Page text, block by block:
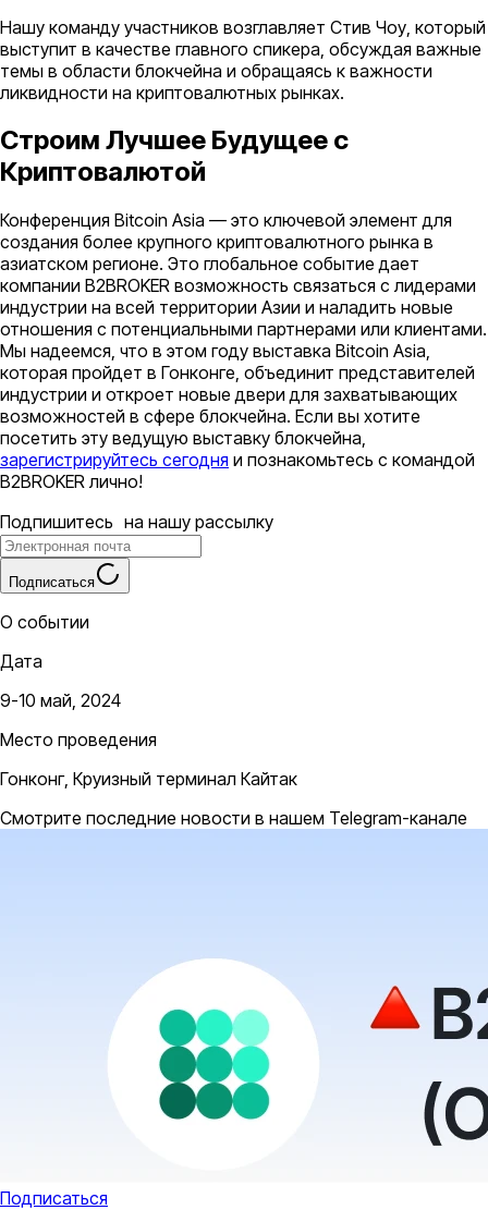
Нашу команду участников возглавляет Стив Чоу, который
выступит в качестве главного спикера, обсуждая важные
темы в области блокчейна и обращаясь к важности
ликвидности на криптовалютных рынках.
Строим Лучшее Будущее с
Криптовалютой
Конференция Bitcoin Asia — это ключевой элемент для
создания более крупного криптовалютного рынка в
азиатском регионе. Это глобальное событие дает
компании B2BROKER возможность связаться с лидерами
индустрии на всей территории Азии и наладить новые
отношения с потенциальными партнерами или клиентами.
Мы надеемся, что в этом году выставка Bitcoin Asia,
которая пройдет в Гонконге, объединит представителей
индустрии и откроет новые двери для захватывающих
возможностей в сфере блокчейна. Если вы хотите
посетить эту ведущую выставку блокчейна,
зарегистрируйтесь сегодня и познакомьтесь с командой
B2BROKER лично!
Подпишитесь на нашу рассылку
Подписаться
О событии
Дата
9-10 май, 2024
Место проведения
Гонконг, Круизный терминал Кайтак
Смотрите последние новости в нашем Telegram-канале
Подписаться